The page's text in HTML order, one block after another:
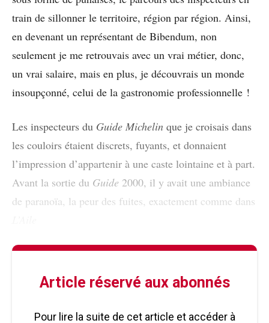
train de sillonner le territoire, région par région. Ainsi,
en devenant un représentant de Bibendum, non
seulement je me retrouvais avec un vrai métier, donc,
un vrai salaire, mais en plus, je découvrais un monde
insoupçonné, celui de la gastronomie professionnelle !
Les inspecteurs du Guide Michelin que je croisais dans
les couloirs étaient discrets, fuyants, et donnaient
l’impression d’appartenir à une caste lointaine et à part.
Avant la sortie du Guide 2000, il y avait une ambiance
de paranoïa, la peur des fuites, exactement comme dans
Article réservé aux abonnés
Pour lire la suite de cet article et accéder à